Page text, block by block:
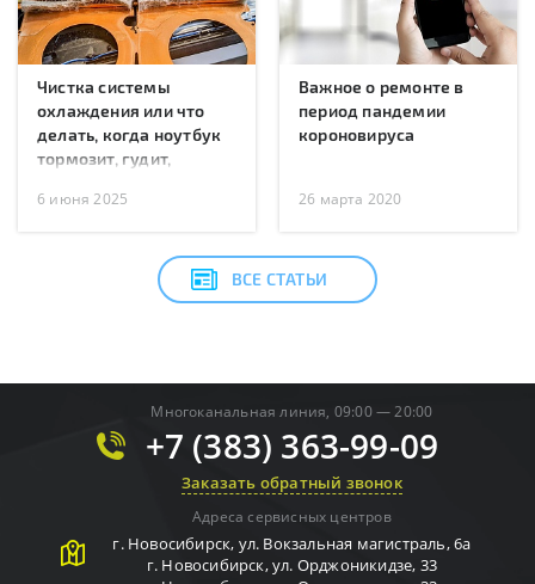
Чистка системы
охлаждения или что
делать, когда ноутбук
тормозит, гудит,
перезагружается?
6 июня 2025
Важное о ремонте в
период пандемии
короновируса
26 марта 2020
ВСЕ СТАТЬИ
Многоканальная линия, 09:00 — 20:00
+7 (383) 363-99-09
Заказать обратный звонок
Адреса сервисных центров
г. Новосибирск, ул. Вокзальная магистраль, 6а
г. Новосибирск,ул. Орджоникидзе, 33